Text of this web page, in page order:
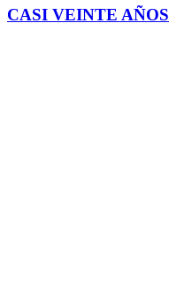
CASI VEINTE AÑOS